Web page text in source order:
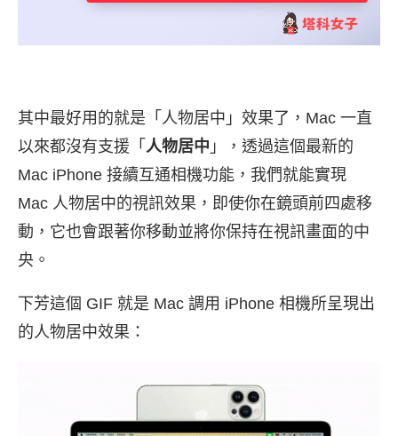
其中最好用的就是「人物居中」效果了，Mac 一直
以來都沒有支援「 人物居中 」，透過這個最新的
Mac iPhone 接續互通相機功能，我們就能實現
Mac 人物居中的視訊效果，即使你在鏡頭前四處移
動，它也會跟著你移動並將你保持在視訊畫面的中
央。
下芳這個 GIF 就是 Mac 調用 iPhone 相機所呈現出
的人物居中效果：